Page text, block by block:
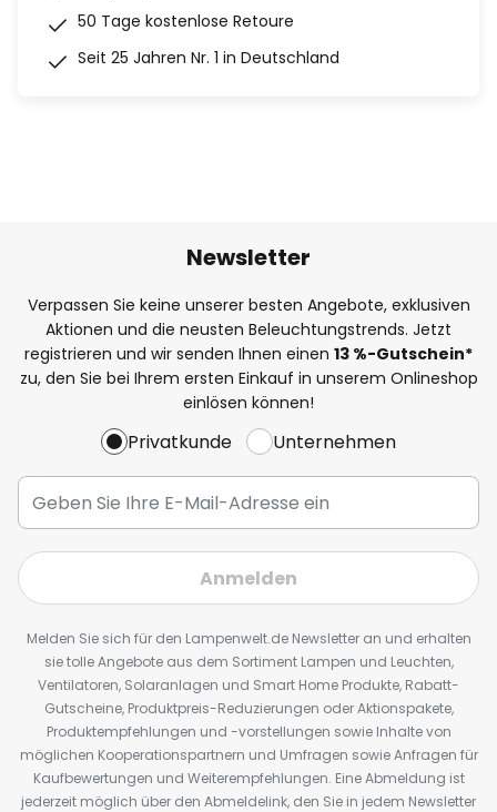
50 Tage kostenlose Retoure
Seit 25 Jahren Nr. 1 in Deutschland
Newsletter
Verpassen Sie keine unserer besten Angebote, exklusiven
Aktionen und die neusten Beleuchtungstrends. Jetzt
registrieren und wir senden Ihnen einen 13 %-Gutschein*
zu, den Sie bei Ihrem ersten Einkauf in unserem Onlineshop
einlösen können!
Privatkunde Unternehmen
Anmelden
Melden Sie sich für den Lampenwelt.de Newsletter an und erhalten
sie tolle Angebote aus dem Sortiment Lampen und Leuchten,
Ventilatoren, Solaranlagen und Smart Home Produkte, Rabatt-
Gutscheine, Produktpreis-Reduzierungen oder Aktionspakete,
Produktempfehlungen und -vorstellungen sowie Inhalte von
möglichen Kooperationspartnern und Umfragen sowie Anfragen für
Kaufbewertungen und Weiterempfehlungen. Eine Abmeldung ist
jederzeit möglich über den Abmeldelink, den Sie in jedem Newsletter